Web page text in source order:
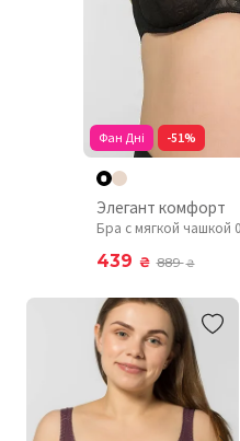
Фан Дні -51%
Элегант комфорт
Бра с мягкой чашкой
439 ₴ 889₴